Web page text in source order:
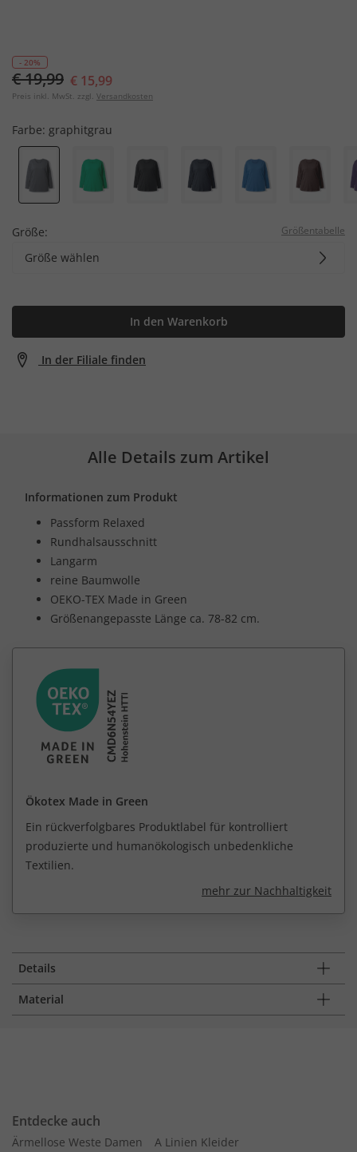
- 20%
€ 19,99 € 15,99
Preis inkl. MwSt. zzgl. Versandkosten
Farbe: graphitgrau
Größe: Größentabelle
Größe wählen
In den Warenkorb
In der Filiale finden
Alle Details zum Artikel
Informationen zum Produkt
Passform Relaxed
Rundhalsausschnitt
Langarm
reine Baumwolle
OEKO-TEX Made in Green
Größenangepasste Länge ca. 78-82 cm.
Ökotex Made in Green
Ein rückverfolgbares Produktlabel für kontrolliert
produzierte und humanökologisch unbedenkliche
Textilien.
mehr zur Nachhaltigkeit
Details
Material
Entdecke auch
Ärmellose Weste Damen
A Linien Kleider